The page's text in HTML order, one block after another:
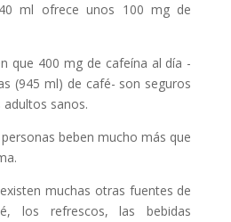
ml ofrece unos 100 mg de
que 400 mg de cafeína al día -
(945 ml) de café- son seguros
sanos.
beben mucho más que
muchas otras fuentes de
los refrescos, las bebidas